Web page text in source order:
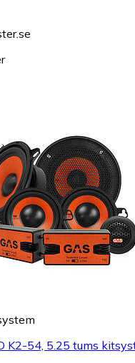
K2-54, 5.25 tums